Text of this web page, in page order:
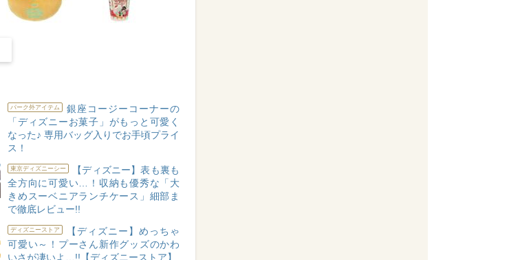
パーク外アイテム
銀座コージーコーナーの
「ディズニーお菓子」がもっと可愛く
なった♪ 専用バッグ入りでお手頃プライ
ス！
東京ディズニーシー
【ディズニー】表も裏も
全方向に可愛い…！収納も優秀な「大
きめスーベニアランチケース」細部ま
で徹底レビュー!!
ディズニーストア
【ディズニー】めっちゃ
可愛い～！プーさん新作グッズのかわ
いさが凄いよ…!!【ディズニーストア】